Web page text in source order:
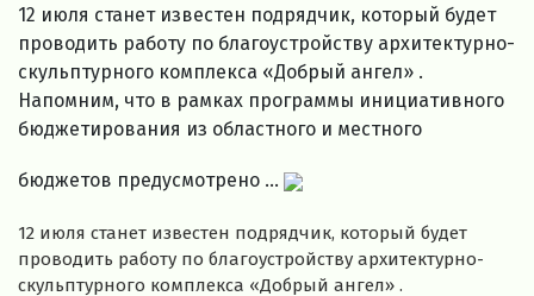
12 июля станет известен подрядчик, который будет
проводить работу по благоустройству архитектурно-
скульптурного комплекса «Добрый ангел» .
Напомним, что в рамках программы инициативного
бюджетирования из областного и местного
бюджетов предусмотрено ...
12 июля станет известен подрядчик, который будет
проводить работу по благоустройству архитектурно-
скульптурного комплекса «Добрый ангел» .